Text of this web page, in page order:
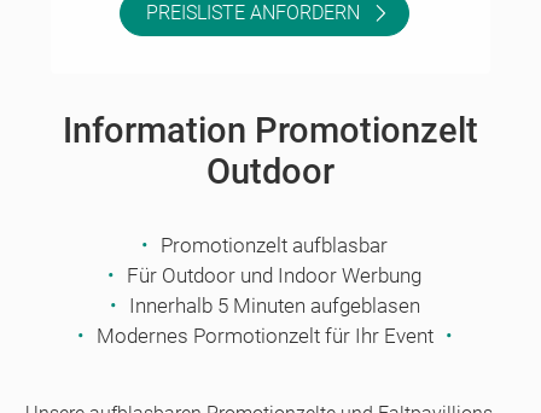
PREISLISTE ANFORDERN
Information Promotionzelt
Outdoor
Promotionzelt aufblasbar
Für Outdoor und Indoor Werbung
Innerhalb 5 Minuten aufgeblasen
Modernes Pormotionzelt für Ihr Event